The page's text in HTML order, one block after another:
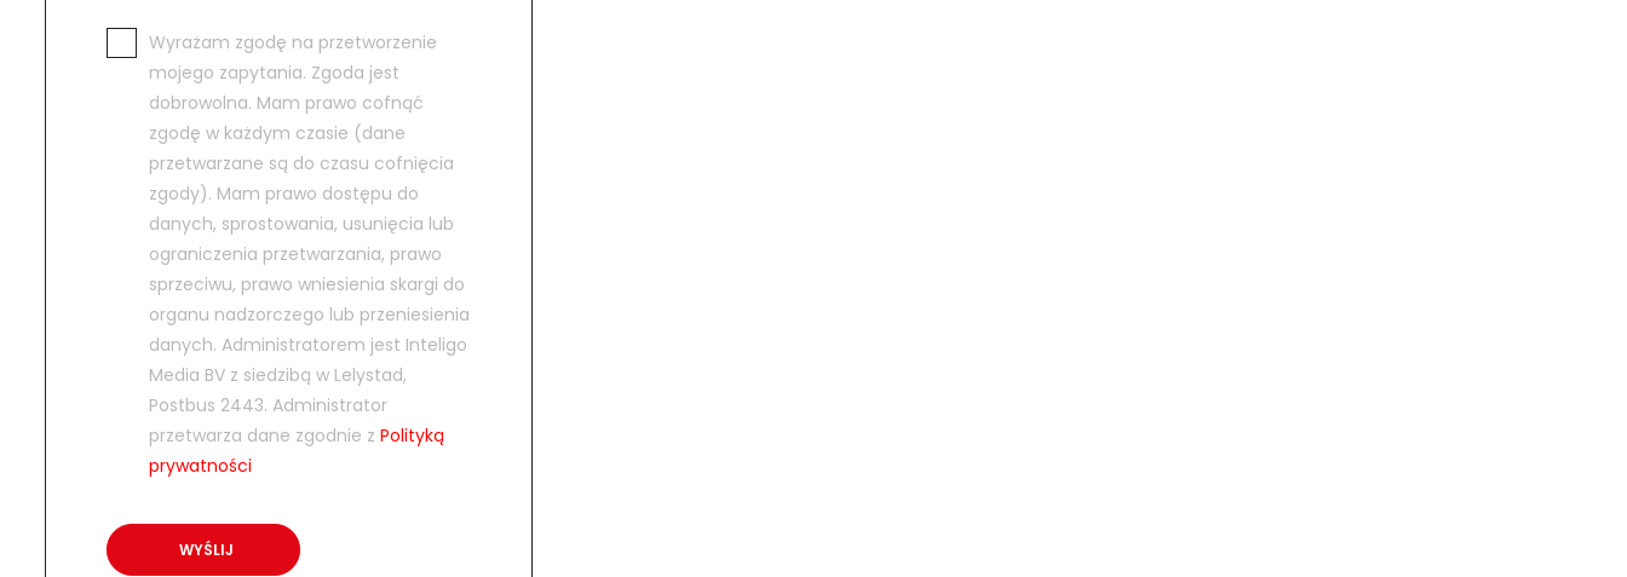
Wyrażam zgodę na przetworzenie
mojego zapytania. Zgoda jest
dobrowolna. Mam prawo cofnąć
zgodę w każdym czasie (dane
przetwarzane są do czasu cofnięcia
zgody). Mam prawo dostępu do
danych, sprostowania, usunięcia lub
ograniczenia przetwarzania, prawo
sprzeciwu, prawo wniesienia skargi do
organu nadzorczego lub przeniesienia
danych. Administratorem jest Inteligo
Media BV z siedzibą w Lelystad,
Postbus 2443. Administrator
przetwarza dane zgodnie z Polityką
prywatności